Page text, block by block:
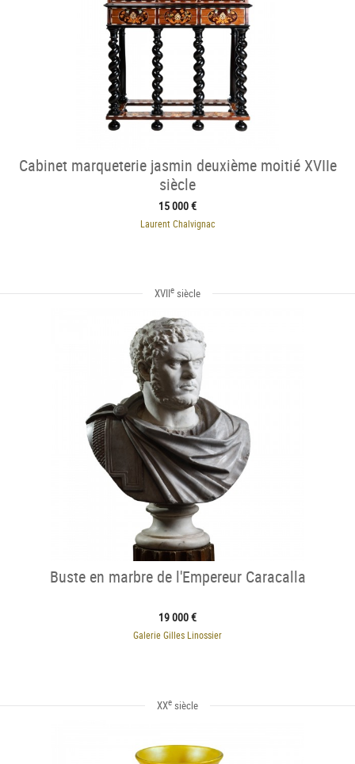
Cabinet marqueterie jasmin deuxième moitié XVIIe
siècle
15 000 €
Laurent Chalvignac
XVIIe siècle
Buste en marbre de l'Empereur Caracalla
19 000 €
Galerie Gilles Linossier
XXe siècle